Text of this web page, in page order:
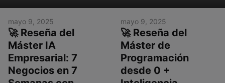
mayo 9, 2025
🚀 Reseña del
Máster IA
Empresarial: 7
Negocios en 7
mayo 9, 2025
🚀 Reseña del
Máster de
Programación
desde 0 +